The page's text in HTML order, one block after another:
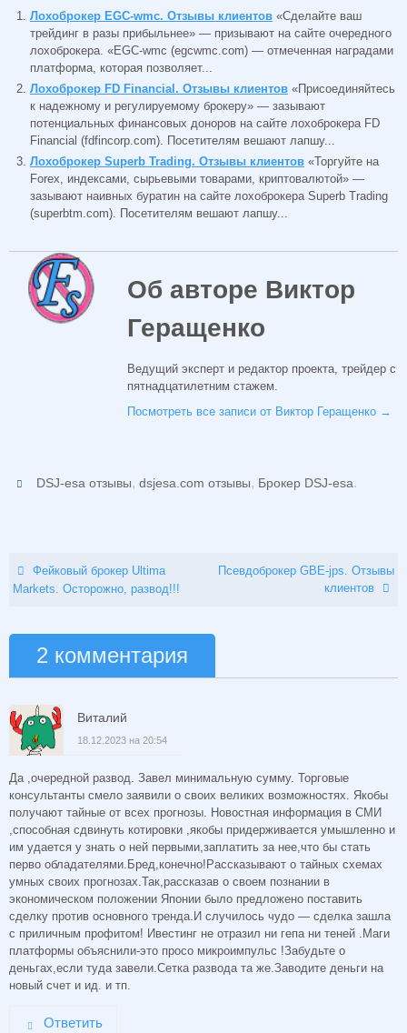
Лохоброкер EGC-wmc. Отзывы клиентов «Сделайте ваш
трейдинг в разы прибыльнее» — призывают на сайте очередного
лохоброкера. «EGC-wmc (egcwmc.com) — отмеченная наградами
платформа, которая позволяет...
Лохоброкер FD Financial. Отзывы клиентов «Присоединяйтесь
к надежному и регулируемому брокеру» — зазывают
потенциальных финансовых доноров на сайте лохоброкера FD
Financial (fdfincorp.com). Посетителям вешают лапшу...
Лохоброкер Superb Trading. Отзывы клиентов «Торгуйте на
Forex, индексами, сырьевыми товарами, криптовалютой» —
зазывают наивных буратин на сайте лохоброкера Superb Trading
(superbtm.com). Посетителям вешают лапшу...
Об авторе Виктор
Геращенко
Ведущий эксперт и редактор проекта, трейдер с
пятнадцатилетним стажем.
Посмотреть все записи от Виктор Геращенко →
DSJ-esa отзывы,dsjesa.com отзывы, Брокер DSJ-esa.
Фейковый брокер Ultima
Markets. Осторожно, развод!!!
Псевдоброкер GBE-jps. Отзывы
клиентов
2 комментария
Виталий
18.12.2023 на 20:54
Да ,очередной развод. Завел минимальную сумму. Торговые
консультанты смело заявили о своих великих возможностях. Якобы
получают тайные от всех прогнозы. Новостная информация в СМИ
,способная сдвинуть котировки ,якобы придерживается умышленно и
им удается у знать о ней первыми,заплатить за нее,что бы стать
перво обладателями.Бред,конечно!Рассказывают о тайных схемах
умных своих прогнозах.Так,рассказав о своем познании в
экономическом положении Японии было предложено поставить
сделку против основного тренда.И случилось чудо — сделка зашла
с приличным профитом! Ивестинг не отразил ни гепа ни теней .Маги
платформы объяснили-это просо микроимпульс !Забудьте о
деньгах,если туда завели.Сетка развода та же.Заводите деньги на
новый счет и ид. и тп.
Ответить